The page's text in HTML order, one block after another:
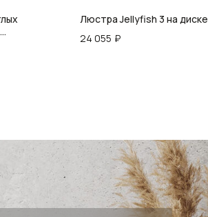
Люстра Jellyfish 3 на диске
24 055 ₽